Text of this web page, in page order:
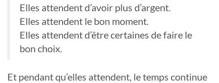
Elles attendent d’avoir plus d’argent.
Elles attendent le bon moment.
Elles attendent d’être certaines de faire le
bon choix.
Et pendant qu’elles attendent, le temps continue